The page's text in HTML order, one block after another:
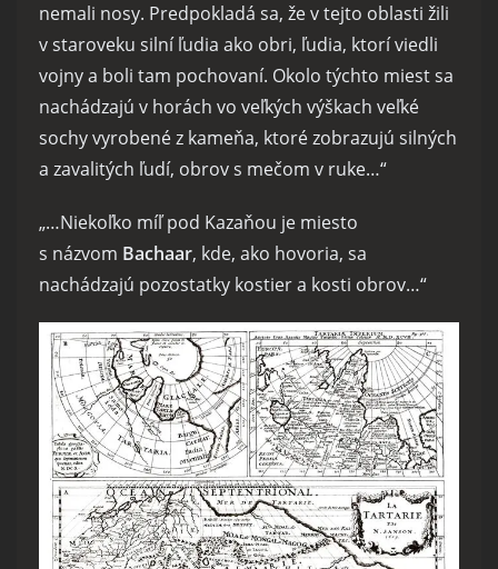
nemali nosy. Predpokladá sa, že v tejto oblasti žili
v staroveku silní ľudia ako obri, ľudia, ktorí viedli
vojny a boli tam pochovaní. Okolo týchto miest sa
nachádzajú v horách vo veľkých výškach veľké
sochy vyrobené z kameňa, ktoré zobrazujú silných
a zavalitých ľudí, obrov s mečom v ruke…“
„…Niekoľko míľ pod Kazaňou je miesto
s názvom Bachaar, kde, ako hovoria, sa
nachádzajú pozostatky kostier a kosti obrov…“